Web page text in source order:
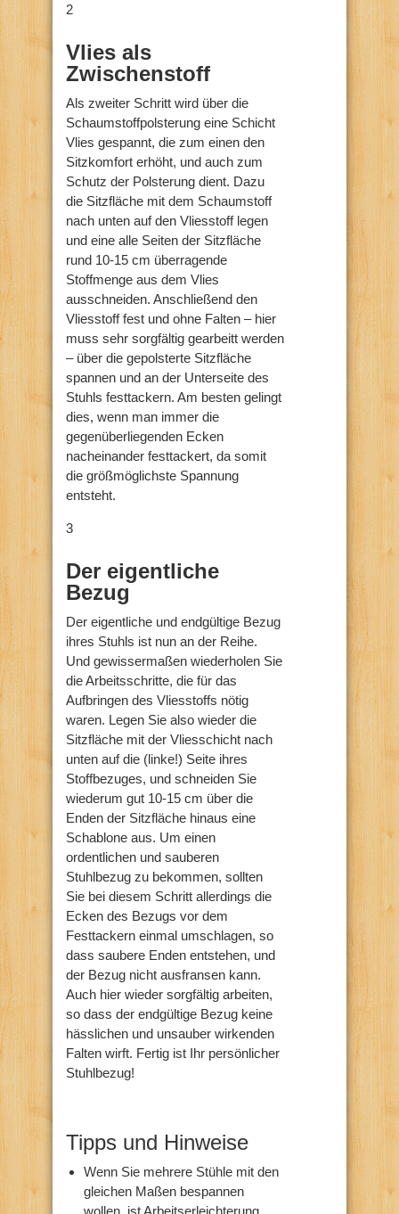
2
Vlies als
Zwischenstoff
Als zweiter Schritt wird über die
Schaumstoffpolsterung eine Schicht
Vlies gespannt, die zum einen den
Sitzkomfort erhöht, und auch zum
Schutz der Polsterung dient. Dazu
die Sitzfläche mit dem Schaumstoff
nach unten auf den Vliesstoff legen
und eine alle Seiten der Sitzfläche
rund 10-15 cm überragende
Stoffmenge aus dem Vlies
ausschneiden. Anschließend den
Vliesstoff fest und ohne Falten – hier
muss sehr sorgfältig gearbeitt werden
– über die gepolsterte Sitzfläche
spannen und an der Unterseite des
Stuhls festtackern. Am besten gelingt
dies, wenn man immer die
gegenüberliegenden Ecken
nacheinander festtackert, da somit
die größmöglichste Spannung
entsteht.
3
Der eigentliche
Bezug
Der eigentliche und endgültige Bezug
ihres Stuhls ist nun an der Reihe.
Und gewissermaßen wiederholen Sie
die Arbeitsschritte, die für das
Aufbringen des Vliesstoffs nötig
waren. Legen Sie also wieder die
Sitzfläche mit der Vliesschicht nach
unten auf die (linke!) Seite ihres
Stoffbezuges, und schneiden Sie
wiederum gut 10-15 cm über die
Enden der Sitzfläche hinaus eine
Schablone aus. Um einen
ordentlichen und sauberen
Stuhlbezug zu bekommen, sollten
Sie bei diesem Schritt allerdings die
Ecken des Bezugs vor dem
Festtackern einmal umschlagen, so
dass saubere Enden entstehen, und
der Bezug nicht ausfransen kann.
Auch hier wieder sorgfältig arbeiten,
so dass der endgültige Bezug keine
hässlichen und unsauber wirkenden
Falten wirft. Fertig ist Ihr persönlicher
Stuhlbezug!
Tipps und Hinweise
Wenn Sie mehrere Stühle mit den
gleichen Maßen bespannen
wollen, ist Arbeitserleichterung